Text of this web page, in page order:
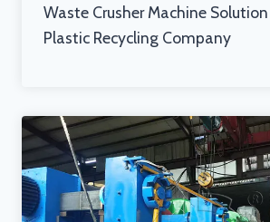
Waste Crusher Machine
Plastic Recycling Company